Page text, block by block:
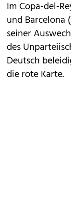
Im Copa-del-
und Barcelona
seiner
des
Deutsch
die rote Karte.